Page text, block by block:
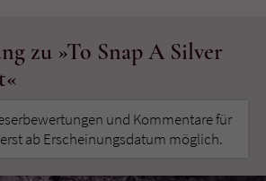
zu »To Snap A Silver
und Kommentare für
ab Erscheinungsdatum möglich.